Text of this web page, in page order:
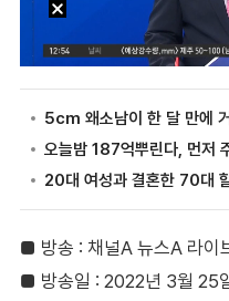
■ 방송 : 채널A 뉴스A 라이
■ 방송일 : 2022년 3월 25